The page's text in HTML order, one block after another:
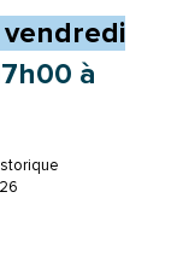
vendredi
à